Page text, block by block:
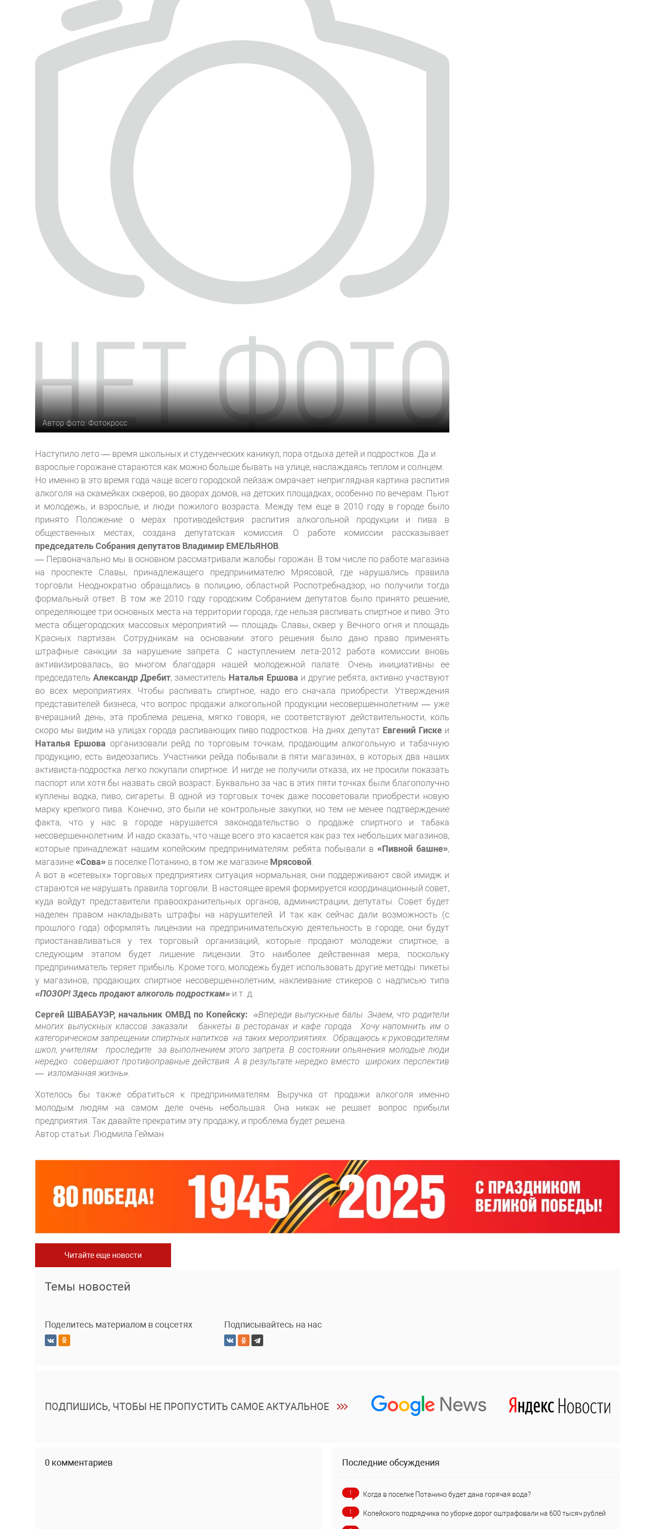
Автор фото: Фотокросс
Наступило лето — время школьных и студенческих каникул, пора отдыха детей и подростков. Да и
взрослые горожане стараются как можно больше бывать на улице, наслаждаясь теплом и солнцем.
Но именно в это время года чаще всего городской пейзаж омрачает неприглядная картина распития
алкоголя на скамейках скверов, во дворах домов, на детских площадках, особенно по вечерам. Пьют
и молодежь, и взрослые, и люди пожилого возраста. Между тем еще в 2010 году в городе было
принято Положение о мерах противодействия распития алкогольной продукции и пива в
общественных местах, создана депутатская комиссия. О работе комиссии рассказывает
председатель Собрания депутатов Владимир ЕМЕЛЬЯНОВ.
— Первоначально мы в основном рассматривали жалобы горожан. В том числе по работе магазина
на проспекте Славы, принадлежащего предпринимателю Мрясовой, где нарушались правила
торговли. Неоднократно обращались в полицию, областной Роспотребнадзор, но получили тогда
формальный ответ. В том же 2010 году городским Собранием депутатов было принято решение,
определяющее три основных места на территории города, где нельзя распивать спиртное и пиво. Это
места общегородских массовых мероприятий — площадь Славы, сквер у Вечного огня и площадь
Красных партизан. Сотрудникам на основании этого решения было дано право применять
штрафные санкции за нарушение запрета. С наступлением лета-2012 работа комиссии вновь
активизировалась, во многом благодаря нашей молодежной палате. Очень инициативны ее
председательАлександр Дребит, заместитель Наталья Ершова и другие ребята, активно участвуют
во всех мероприятиях. Чтобы распивать спиртное, надо его сначала приобрести. Утверждения
представителей бизнеса, что вопрос продажи алкогольной продукции несовершеннолетним — уже
вчерашний день, эта проблема решена, мягко говоря, не соответствуют действительности, коль
скоро мы видим на улицах города распивающих пиво подростков. На днях депутат Евгений Гискеи
Наталья Ершова организовали рейд по торговым точкам, продающим алкогольную и табачную
продукцию, есть видеозапись. Участники рейда побывали в пяти магазинах, в которых два наших
активиста-подростка легко покупали спиртное. И нигде не получили отказа, их не просили показать
паспорт или хотя бы назвать свой возраст. Буквально за час в этих пяти точках были благополучно
куплены водка, пиво, сигареты. В одной из торговых точек даже посоветовали приобрести новую
марку крепкого пива. Конечно, это были не контрольные закупки, но тем не менее подтверждение
факта, что у нас в городе нарушается законодательство о продаже спиртного и табака
несовершеннолетним. И надо сказать, что чаще всего это касается как раз тех небольших магазинов,
которые принадлежат нашим копейским предпринимателям: ребята побывали в«Пивной башне»,
магазине«Сова» в поселке Потанино, в том же магазине Мрясовой.
А вот в «сетевых» торговых предприятиях ситуация нормальная, они поддерживают свой имидж и
стараются не нарушать правила торговли. В настоящее время формируется координационный совет,
куда войдут представители правоохранительных органов, администрации, депутаты. Совет будет
наделен правом накладывать штрафы на нарушителей. И так как сейчас дали возможность (с
прошлого года) оформлять лицензии на предпринимательскую деятельность в городе, они будут
приостанавливаться у тех торговый организаций, которые продают молодежи спиртное, а
следующим этапом будет лишение лицензии. Это наиболее действенная мера, поскольку
предприниматель теряет прибыль. Кроме того, молодежь будет использовать другие методы: пикеты
у магазинов, продающих спиртное несовершеннолетним, наклеивание стикеров с надписью типа
«ПОЗОР! Здесь продают алкоголь подросткам» и т. д.
Сергей ШВАБАУЭР, начальник ОМВД по Копейску:
«Впереди выпускные балы. Знаем, что родители
многих выпускных классов заказали
банкеты в ресторанах и кафе города.
Хочу напомнить им о
категорическом запрещении спиртных напитков на таких мероприятиях. Обращаюсь к руководителям
школ, учителям:
проследите за выполнением этого запрета.В состоянии опьянения молодые люди
нередко
совершают противоправные действия. А в результате нередко вместо
широких перспектив
— изломанная жизнь».
Хотелось бы также обратиться к предпринимателям. Выручка от продажи алкоголя именно
молодым людям на самом деле очень небольшая. Она никак не решает вопрос прибыли
предприятия. Так давайте прекратим эту продажу, и проблема будет решена.
Автор статьи: Людмила Гейман
Читайте еще новости
Темы новостей
Поделитесь материалом в соцсетях Подписывайтесь на нас
ПОДПИШИСЬ, ЧТОБЫ НЕ ПРОПУСТИТЬ САМОЕ АКТУАЛЬНОЕ
0 комментариев Последние обсуждения
1 Когда в поселке Потанино будет дана горячая вода?
1 Копейского подрядчика по уборке дорог оштрафовали на 600 тысяч рублей